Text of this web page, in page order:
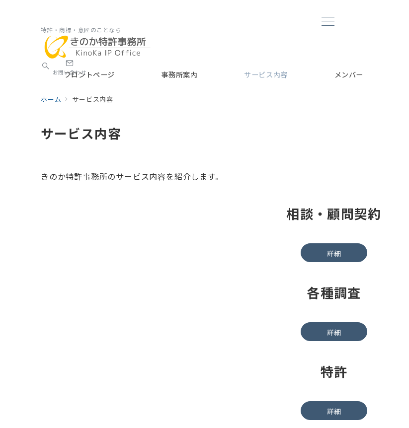
特許・商標・意匠のことなら
お問い合わせ
フロントページ 事務所案内 サービス内容 メンバー
ホーム サービス内容
サービス内容
きのか特許事務所のサービス内容を紹介します。
相談・顧問契約
詳細
各種調査
詳細
特許
詳細